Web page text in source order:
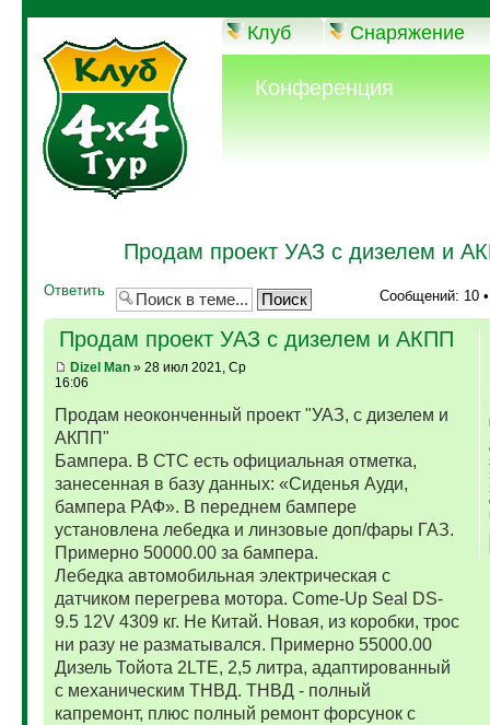
Клуб Снаряжение
Конференция
Продам проект УАЗ с дизелем и
Ответить Сообщений: 10
Продам проект УАЗ с дизелем и АКПП
Dizel Man» 28 июл 2021, Ср
16:06
Продам неоконченный проект "УАЗ, с дизелем и
АКПП"
Бампера. В СТС есть официальная отметка,
занесенная в базу данных: «Сиденья Ауди,
бампера РАФ». В переднем бампере
установлена лебедка и линзовые доп/фары ГАЗ.
Примерно 50000.00 за бампера.
Лебедка автомобильная электрическая с
датчиком перегрева мотора. Come-Up Seal DS-
9.5 12V 4309 кг. Не Китай. Новая, из коробки, трос
ни разу не разматывался. Примерно 55000.00
Дизель Тойота 2LTE, 2,5 литра, адаптированный
с механическим ТНВД. ТНВД - полный
капремонт, плюс полный ремонт форсунок с